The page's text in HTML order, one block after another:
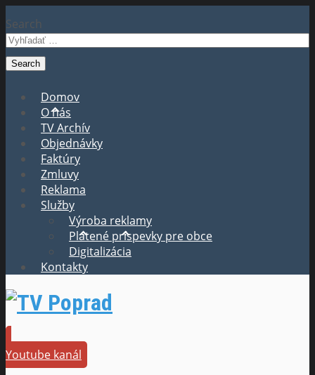
Search
Domov
O nás
TV Archív
Objednávky
Faktúry
Zmluvy
Reklama
Služby
Výroba reklamy
Platené príspevky pre obce
Digitalizácia
Kontakty
Youtube kanál